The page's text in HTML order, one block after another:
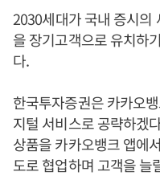
2030세대가 국내 증시의
을 장기고객으로 유치하
다.
한국투자증권은 카카오
지털 서비스로 공략하겠
상품을 카카오뱅크 앱에
도로 협업하며 고객을 늘